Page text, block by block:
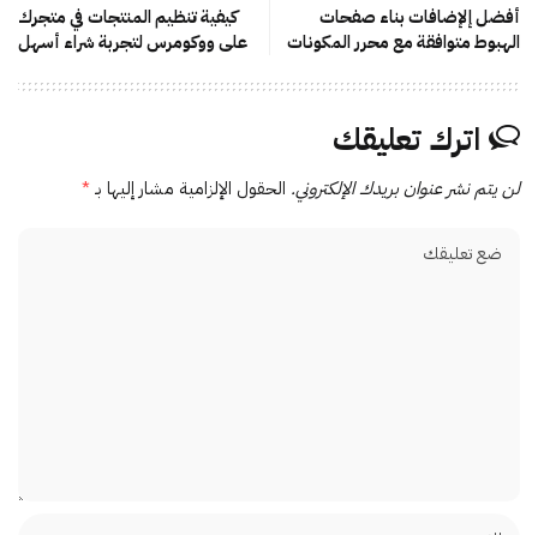
أفضل إلإضافات بناء صفحات
الهبوط متوافقة مع محرر المكونات
كيفية تنظيم المنتجات في متجرك
على ووكومرس لتجربة شراء أسهل
اترك تعليقك
لن يتم نشر عنوان بريدك الإلكتروني. الحقول الإلزامية مشار إليها بـ*